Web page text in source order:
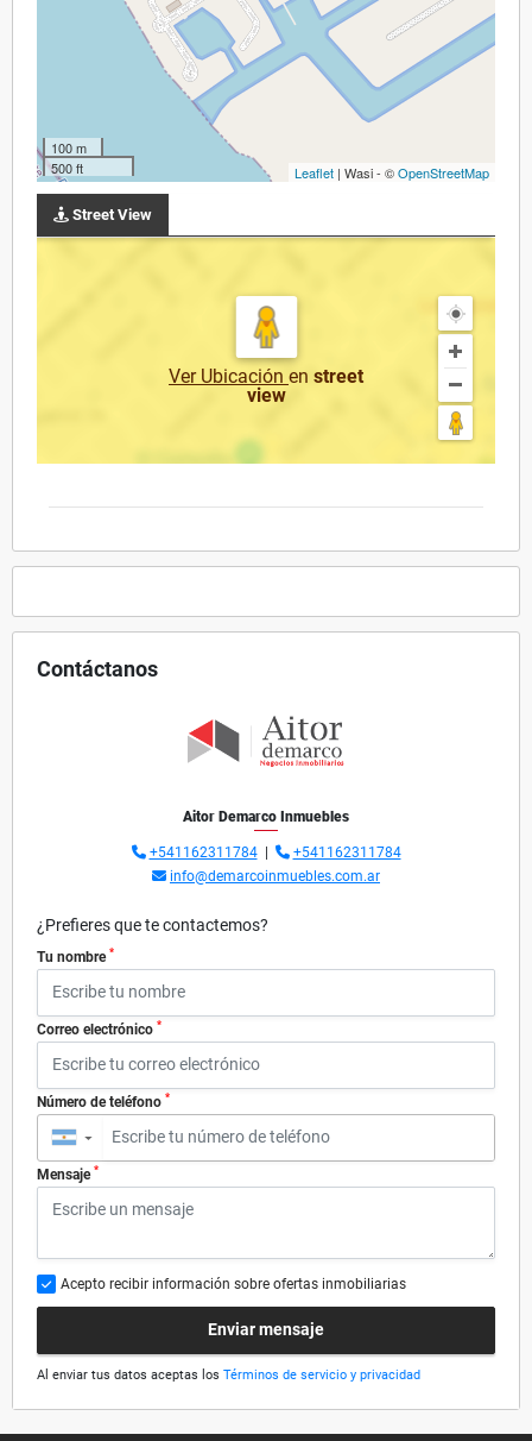
100 m
500 ft
Leaflet | Wasi - ©OpenStreetMap
Street View
Ver Ubicación en street
view
Contáctanos
Aitor Demarco Inmuebles
+541162311784|
+541162311784
info@demarcoinmuebles.com.ar
¿Prefieres que te contactemos?
Tu nombre *
Correo electrónico *
Número de teléfono *
▼
Mensaje *
Acepto recibir información sobre ofertas inmobiliarias
Enviar mensaje
Al enviar tus datos aceptas los Términos de servicio y privacidad